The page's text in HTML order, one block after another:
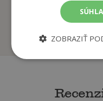
Tatier
Ďuričová, Adrián
PredpredajZOBRAZIŤ